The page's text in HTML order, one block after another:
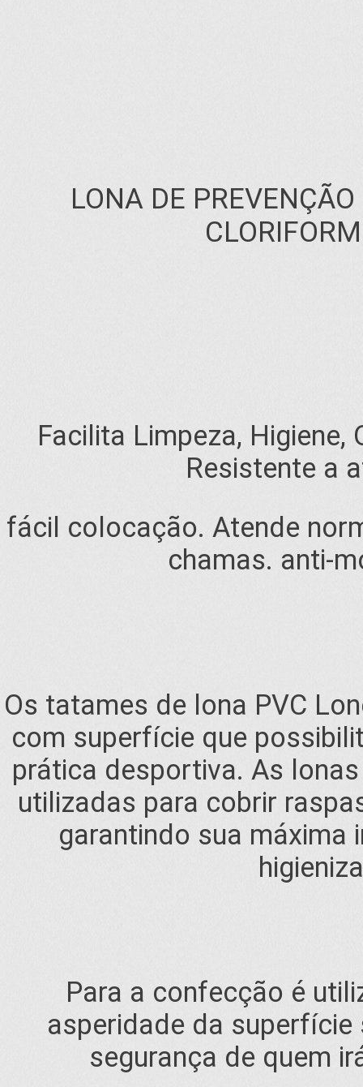
LONA DE
Facilita Limpeza,
Resistente a
fácil colocação. Atende
chamas. anti-
Os tatames de lona PVC
com superfície que
prática desportiva. As
utilizadas para cobrir
garantindo sua máxima
Para a confecção é
asperidade da
segurança de quem